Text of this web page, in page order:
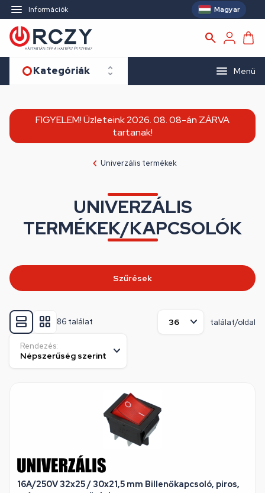
Információk Magyar
Kategóriák Menü
FIGYELEM! Üzleteink 2026. 08. 08-án ZÁRVA
tartanak!
Univerzális termékek
UNIVERZÁLIS
TERMÉKEK/KAPCSOLÓK
86 találat találat/oldal
Rendezés:
16A/250V 32x25 / 30x21,5 mm Billenőkapcsoló, piros,
Szűrések